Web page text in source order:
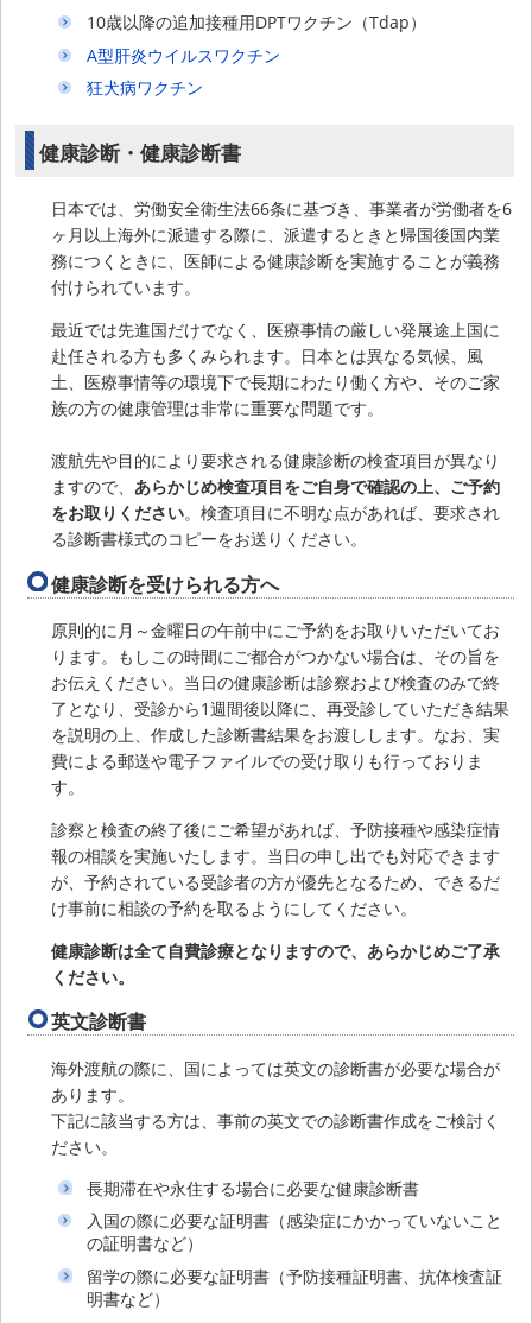
10歳以降の追加接種用DPTワクチン（Tdap）
A型肝炎ウイルスワクチン
狂犬病ワクチン
健康診断・健康診断書
日本では、労働安全衛生法66条に基づき、事業者が労働者を6
ヶ月以上海外に派遣する際に、派遣するときと帰国後国内業
務につくときに、医師による健康診断を実施することが義務
付けられています。
最近では先進国だけでなく、医療事情の厳しい発展途上国に
赴任される方も多くみられます。日本とは異なる気候、風
土、医療事情等の環境下で長期にわたり働く方や、そのご家
族の方の健康管理は非常に重要な問題です。
渡航先や目的により要求される健康診断の検査項目が異なり
ますので、あらかじめ検査項目をご自身で確認の上、ご予約
をお取りください。検査項目に不明な点があれば、要求され
る診断書様式のコピーをお送りください。
健康診断を受けられる方へ
原則的に月～金曜日の午前中にご予約をお取りいただいてお
ります。もしこの時間にご都合がつかない場合は、その旨を
お伝えください。当日の健康診断は診察および検査のみで終
了となり、受診から1週間後以降に、再受診していただき結果
を説明の上、作成した診断書結果をお渡しします。なお、実
費による郵送や電子ファイルでの受け取りも行っておりま
す。
診察と検査の終了後にご希望があれば、予防接種や感染症情
報の相談を実施いたします。当日の申し出でも対応できます
が、予約されている受診者の方が優先となるため、できるだ
け事前に相談の予約を取るようにしてください。
健康診断は全て自費診療となりますので、あらかじめご了承
ください。
英文診断書
海外渡航の際に、国によっては英文の診断書が必要な場合が
あります。
下記に該当する方は、事前の英文での診断書作成をご検討く
ださい。
長期滞在や永住する場合に必要な健康診断書
入国の際に必要な証明書（感染症にかかっていないこと
の証明書など）
留学の際に必要な証明書（予防接種証明書、抗体検査証
明書など）